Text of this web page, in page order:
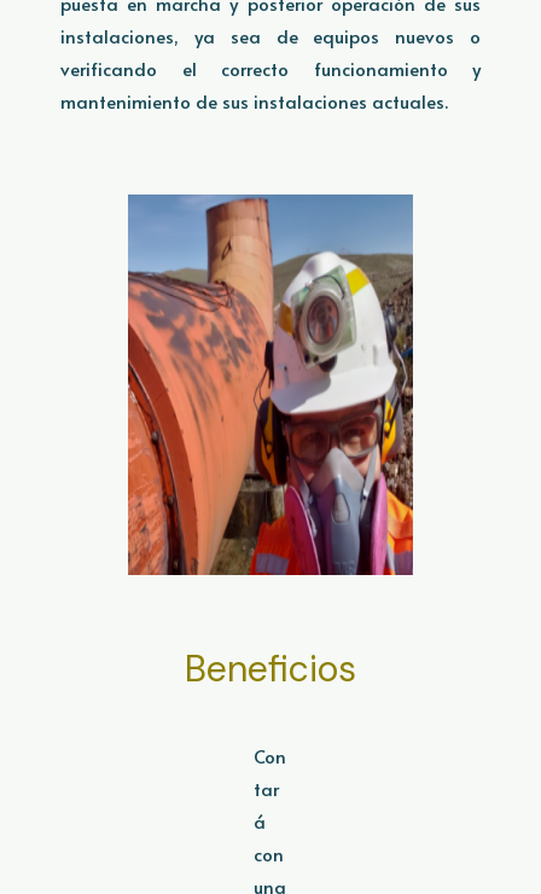
instalaciones, ya sea de equipos nuevos o
verificando el correcto funcionamiento y
mantenimiento de sus instalaciones actuales.
Beneficios
Con
tar
á
con
una